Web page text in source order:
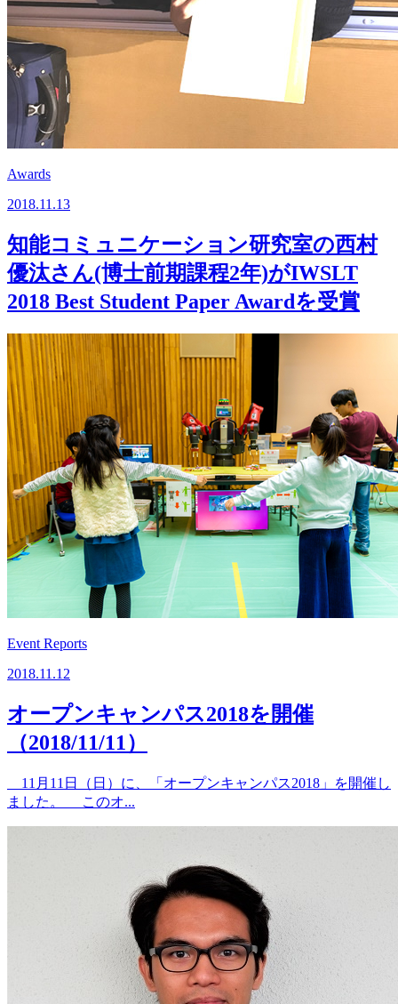
Awards
2018.11.13
知能コミュニケーション研究室の西村
優汰さん(博士前期課程2年)がIWSLT
2018 Best Student Paper Awardを受賞
Event Reports
2018.11.12
オープンキャンパス2018を開催
（2018/11/11）
11月11日（日）に、「オープンキャンパス2018」を開催し
ました。 このオ...